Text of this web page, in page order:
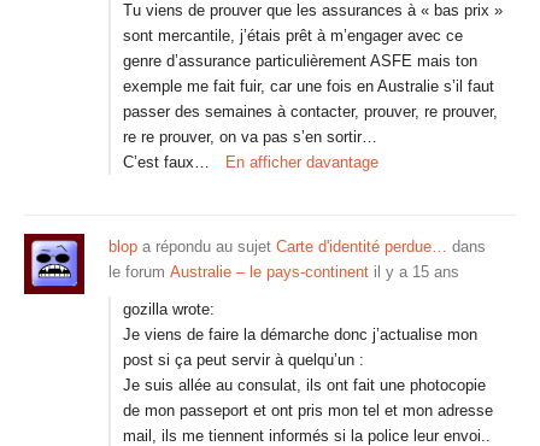
Tu viens de prouver que les assurances à « bas prix »
sont mercantile, j’étais prêt à m’engager avec ce
genre d’assurance particulièrement ASFE mais ton
exemple me fait fuir, car une fois en Australie s’il faut
passer des semaines à contacter, prouver, re prouver,
re re prouver, on va pas s’en sortir…
C’est faux…
En afficher davantage
blop a répondu au sujet Carte d'identité perdue… dans
le forum Australie – le pays-continent il y a 15 ans
gozilla wrote:
Je viens de faire la démarche donc j’actualise mon
post si ça peut servir à quelqu’un :
Je suis allée au consulat, ils ont fait une photocopie
de mon passeport et ont pris mon tel et mon adresse
mail, ils me tiennent informés si la police leur envoi..